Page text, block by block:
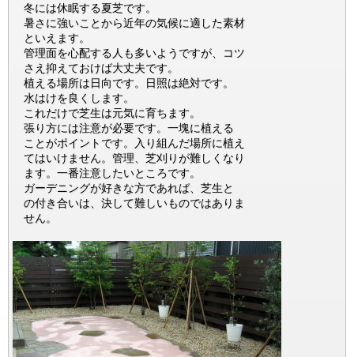
冬には休眠する夏芝です。
暑さに強いことから近年の気候に適した素材
といえます。
管理面を心配する人も多いようですが、コツ
さえ抑えておけば大丈夫です。
植える場所は日向です。日照は絶対です。
水はけを良くします。
これだけで芝生は元気に育ちます。
張り方には注意が必要です。一塊に植える
ことがポイントです。入り組んだ場所に植え
てはいけません。管理、芝刈りが難しくなり
ます。一番注意したいところです。
ガーデニングが好きな方であれば、芝生と
の付き合いは、決して難しいものではありま
せん。